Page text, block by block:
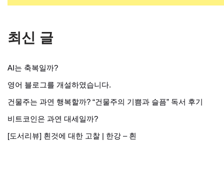
최신 글
AI는 축복일까?
영어 블로그를 개설하였습니다.
건물주는 과연 행복할까? “건물주의 기쁨과 슬픔” 독서 후기
비트코인은 과연 대세일까?
[도서리뷰] 흰것에 대한 고찰 | 한강 – 흰